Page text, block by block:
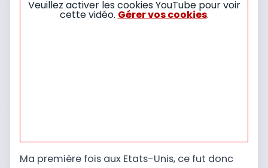
Veuillez activer les cookies YouTube pour voir
cette vidéo. Gérer vos cookies.
Ma première fois aux Etats-Unis, ce fut donc